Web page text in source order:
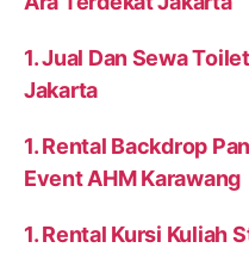
1. Jual Dan Sewa
Jakarta
1. Rental Backdrop
Event AHM Karawang
1. Rental Kursi Kuliah